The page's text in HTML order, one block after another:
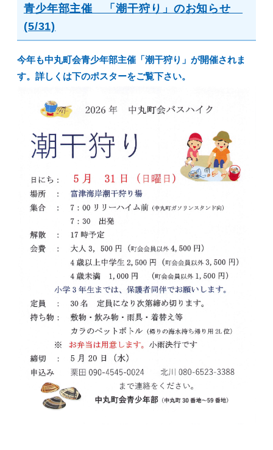
青少年部主催 「潮干狩り」のお知らせ
(5/31)
今年も中丸町会青少年部主催「潮干狩り」が開催されま
す。詳しくは下のポスターをご覧下さい。